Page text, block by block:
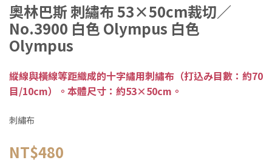
奧林巴斯 刺繡布 53×50cm裁切／
No.3900 白色 Olympus 白色
Olympus
縱線與橫線等距織成的十字繡用刺繡布（打込み目數：約70
目/10cm）。本體尺寸：約53×50cm。
刺繡布
NT$480